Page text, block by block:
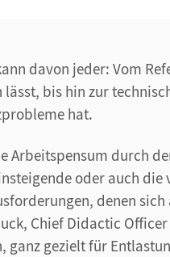
davon jeder: Vom
lässt, bis hin zur
hat.
Arbeitspensum durch
oder auch
denen
Chief Didactic
ganz gezielt für